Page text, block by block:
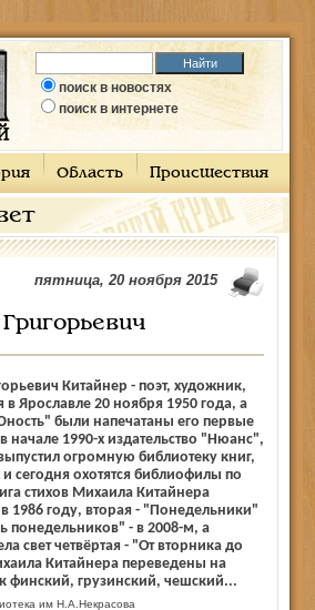
поиск в новостях
поиск в интернете
Область Происшествия
пятница, 20 ноября 2015
Китайнер - поэт, художник,
в Ярославле 20 ноября 1950 года, а
были напечатаны его первые
начале 1990-х издательство "Нюанс",
огромную библиотеку книг,
сегодня охотятся библиофилы по
стихов Михаила Китайнера
году, вторая - "Понедельники"
понедельников" - в 2008-м, а
свет четвёртая - "От вторника до
Китайнера переведены на
финский, грузинский, чешский...
им Н.А.Некрасова